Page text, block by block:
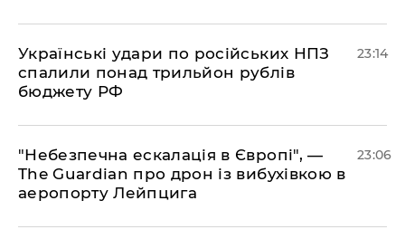
​Українські удари по російських НПЗ
спалили понад трильйон рублів
бюджету РФ
23:14
​"Небезпечна ескалація в Європі", —
The Guardian про дрон із вибухівкою в
аеропорту Лейпцига
23:06